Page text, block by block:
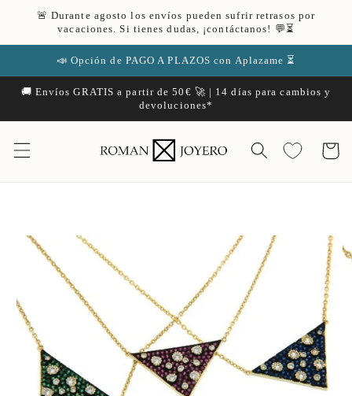
directamente
al contenido
🚨 Durante agosto los envíos pueden sufrir retrasos por
vacaciones. Si tienes dudas, ¡contáctanos! 💬⏳
📣 Opción de PAGO A PLAZOS con Aplazame ⏳
🚚 Envíos GRATIS a partir de 50€ 🚀 | 14 días para cambios y
devoluciones*
Carrito
información
del producto